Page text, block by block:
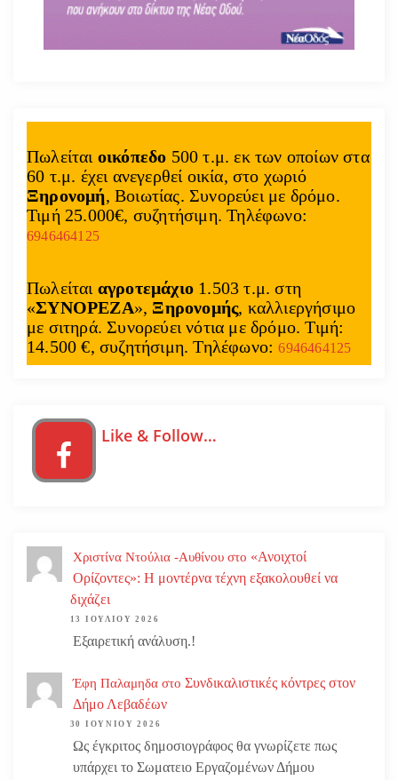
Πωλείται οικόπεδο 500 τ.μ. εκ των οποίων στα
60 τ.μ. έχει ανεγερθεί οικία, στο χωριό
Ξηρονομή, Βοιωτίας. Συνορεύει με δρόμο.
Τιμή 25.000€, συζητήσιμη. Τηλέφωνο:
6946464125
Πωλείται αγροτεμάχιο 1.503 τ.μ. στη
«ΣΥΝΟΡΕΖΑ», Ξηρονομής, καλλιεργήσιμο
με σιτηρά. Συνορεύει νότια με δρόμο. Τιμή:
14.500 €, συζητήσιμη. Τηλέφωνο:6946464125
Like & Follow…
Χριστίνα Ντούλια -Αυθίνου στο «Ανοιχτοί
Ορίζοντες»: Η μοντέρνα τέχνη εξακολουθεί να
διχάζει
13 ΙΟΥΛΊΟΥ 2026
Εξαιρετική ανάλυση.!
Έφη Παλαμηδα στο Συνδικαλιστικές κόντρες στον
Δήμο Λεβαδέων
30 ΙΟΥΝΊΟΥ 2026
Ως έγκριτος δημοσιογράφος θα γνωρίζετε πως
υπάρχει το Σωματειο Εργαζομένων Δήμου